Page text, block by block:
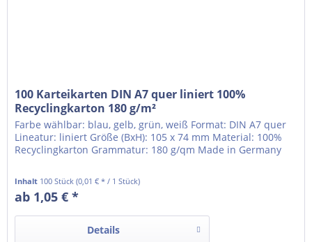
100 Karteikarten DIN A7 quer liniert 100%
Recyclingkarton 180 g/m²
Farbe wählbar: blau, gelb, grün, weiß Format: DIN A7 quer
Lineatur: liniert Größe (BxH): 105 x 74 mm Material: 100%
Recyclingkarton Grammatur: 180 g/qm Made in Germany
Inhalt 100 Stück(0,01 € * / 1 Stück)
ab 1,05 € *
Details